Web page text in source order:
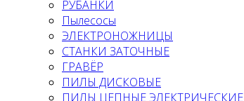
РУБАНКИ
Пылесосы
ЭЛЕКТРОНОЖНИЦЫ
СТАНКИ ЗАТОЧНЫЕ
ГРАВЁР
ПИЛЫ ДИСКОВЫЕ
ПИЛЫ ЦЕПНЫЕ ЭЛЕКТРИЧЕСКИЕ